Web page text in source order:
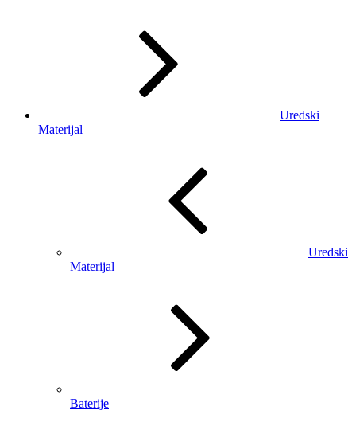
Uredski
Materijal
Uredski
Materijal
Baterije